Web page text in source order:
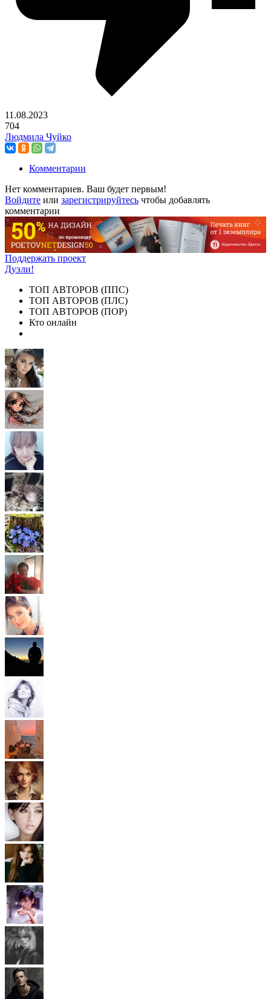
11.08.2023
704
Людмила Чуйко
Комментарии
Нет комментариев. Ваш будет первым!
Войдите или зарегистрируйтесь чтобы добавлять
комментарии
Поддержать проект
Дуэли!
ТОП АВТОРОВ (ППС)
ТОП АВТОРОВ (ПЛС)
ТОП АВТОРОВ (ПОР)
Кто онлайн